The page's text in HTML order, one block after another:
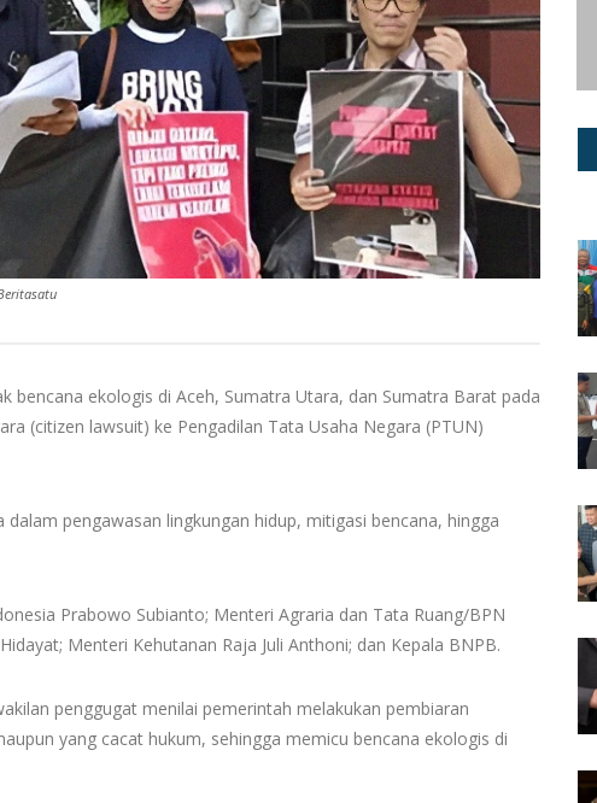
bencana ekologis di Aceh, Sumatra Utara, dan Sumatra Barat pada
(citizen lawsuit) ke Pengadilan Tata Usaha Negara (PTUN)
pengawasan lingkungan hidup, mitigasi bencana, hingga
Prabowo Subianto; Menteri Agraria dan Tata Ruang/BPN
Menteri Kehutanan Raja Juli Anthoni; dan Kepala BNPB.
penggugat menilai pemerintah melakukan pembiaran
yang cacat hukum, sehingga memicu bencana ekologis di